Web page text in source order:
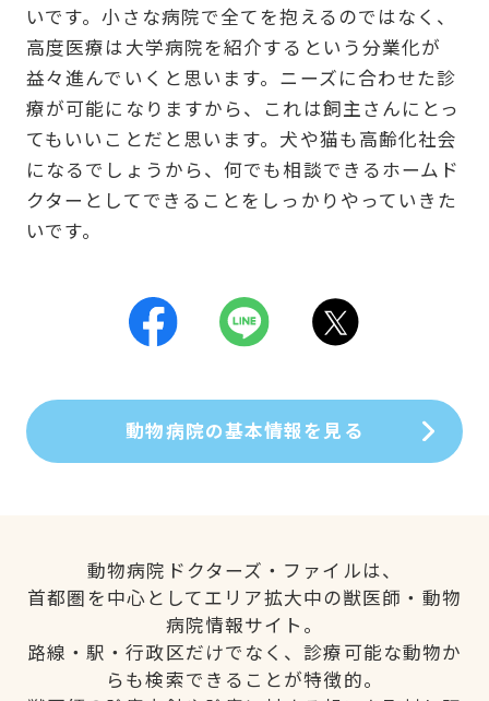
いです。小さな病院で全てを抱えるのではなく、
高度医療は大学病院を紹介するという分業化が
益々進んでいくと思います。ニーズに合わせた診
療が可能になりますから、これは飼主さんにとっ
てもいいことだと思います。犬や猫も高齢化社会
になるでしょうから、何でも相談できるホームド
クターとしてできることをしっかりやっていきた
いです。
動物病院の基本情報を見る
動物病院ドクターズ・ファイルは、
首都圏を中心としてエリア拡大中の獣医師・動物
病院情報サイト。
路線・駅・行政区だけでなく、診療可能な動物か
らも検索できることが特徴的。